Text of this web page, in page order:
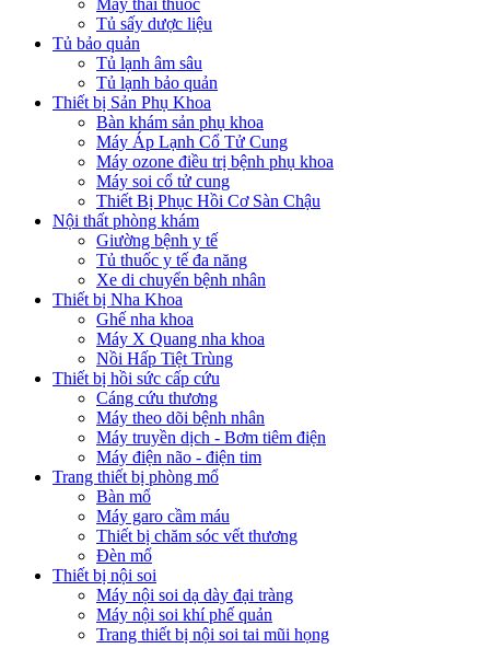
Tủ sấy dược liệu
Tủ bảo quản
Tủ lạnh âm sâu
Tủ lạnh bảo quản
Thiết bị Sản Phụ Khoa
Bàn khám sản phụ khoa
Máy Áp Lạnh Cổ Tử Cung
Máy ozone điều trị bệnh phụ khoa
Máy soi cổ tử cung
Thiết Bị Phục Hồi Cơ Sàn Chậu
Nội thất phòng khám
Giường bệnh y tế
Tủ thuốc y tế đa năng
Xe di chuyển bệnh nhân
Thiết bị Nha Khoa
Ghế nha khoa
Máy X Quang nha khoa
Nồi Hấp Tiệt Trùng
Thiết bị hồi sức cấp cứu
Cáng cứu thương
Máy theo dõi bệnh nhân
Máy truyền dịch - Bơm tiêm điện
Máy điện não - điện tim
Trang thiết bị phòng mổ
Bàn mổ
Máy garo cầm máu
Thiết bị chăm sóc vết thương
Đèn mổ
Thiết bị nội soi
Máy nội soi dạ dày đại tràng
Máy nội soi khí phế quản
Trang thiết bị nội soi tai mũi họng